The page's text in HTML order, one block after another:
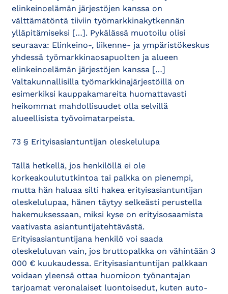
elinkeinoelämän järjestöjen kanssa on
välttämätöntä tiiviin työmarkkinakytkennän
ylläpitämiseksi […]. Pykälässä muotoilu olisi
seuraava: Elinkeino-, liikenne- ja ympäristökeskus
yhdessä työmarkkinaosapuolten ja alueen
elinkeinoelämän järjestöjen kanssa […]
Valtakunnallisilla työmarkkinajärjestöillä on
esimerkiksi kauppakamareita huomattavasti
heikommat mahdollisuudet olla selvillä
alueellisista työvoimatarpeista.
73 § Erityisasiantuntijan oleskelulupa
Tällä hetkellä, jos henkilöllä ei ole
korkeakoulututkintoa tai palkka on pienempi,
mutta hän haluaa silti hakea erityisasiantuntijan
oleskelulupaa, hänen täytyy selkeästi perustella
hakemuksessaan, miksi kyse on erityisosaamista
vaativasta asiantuntijatehtävästä.
Erityisasiantuntijana henkilö voi saada
oleskeluluvan vain, jos bruttopalkka on vähintään 3
000 € kuukaudessa. Erityisasiantuntijan palkkaan
voidaan yleensä ottaa huomioon työnantajan
tarjoamat veronalaiset luontoisedut, kuten auto-